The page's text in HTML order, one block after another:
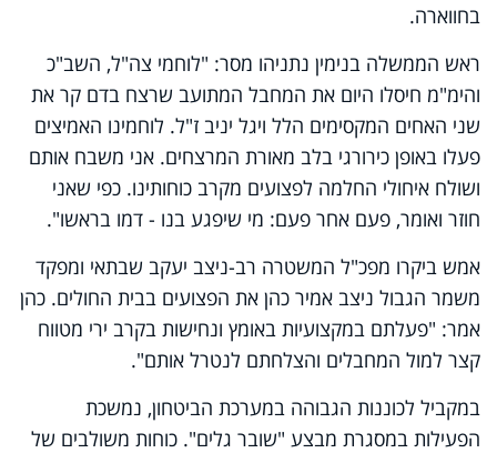
בחווארה.
ראש הממשלה בנימין נתניהו מסר: "לוחמי צה"ל, השב"כ
והימ"מ חיסלו היום את המחבל המתועב שרצח בדם קר את
שני האחים המקסימים הלל ויגל יניב ז"ל. לוחמינו האמיצים
פעלו באופן כירורגי בלב מאורת המרצחים. אני משבח אותם
ושולח איחולי החלמה לפצועים מקרב כוחותינו. כפי שאני
חוזר ואומר, פעם אחר פעם: מי שיפגע בנו - דמו בראשו".
אמש ביקרו מפכ"ל המשטרה רב-ניצב יעקב שבתאי ומפקד
משמר הגבול ניצב אמיר כהן את הפצועים בבית החולים. כהן
אמר: "פעלתם במקצועיות באומץ ונחישות בקרב ירי מטווח
קצר למול המחבלים והצלחתם לנטרל אותם".
במקביל לכוננות הגבוהה במערכת הביטחון, נמשכת
הפעילות במסגרת מבצע "שובר גלים". כוחות משולבים של